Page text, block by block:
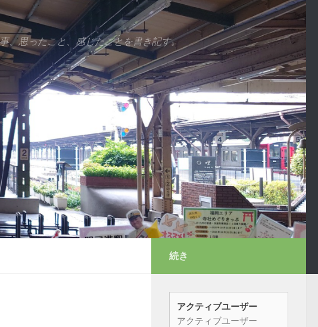
、思ったこと、感じたことを書き記す。
続き
アクティブユーザー
アクティブユーザー